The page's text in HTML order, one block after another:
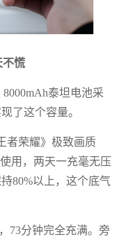
不慌
泰坦电池采
了这个容量。
者荣耀》极致画质
用，两天一充毫无压
80%以上，这个底气
73分钟完全充满。旁